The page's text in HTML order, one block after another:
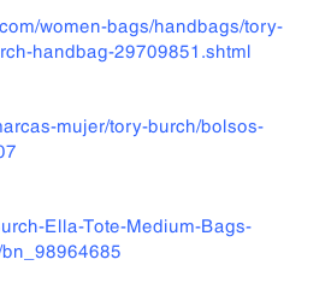
women-bags/handbags/tory-
handbag-29709851.shtml
mujer/tory-burch/bolsos-
Ella-Tote-Medium-Bags-